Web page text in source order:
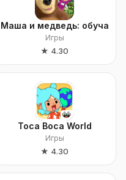
Маша и медведь:
Игры
★ 4.30
Toca Boca World
Игры
★ 4.30